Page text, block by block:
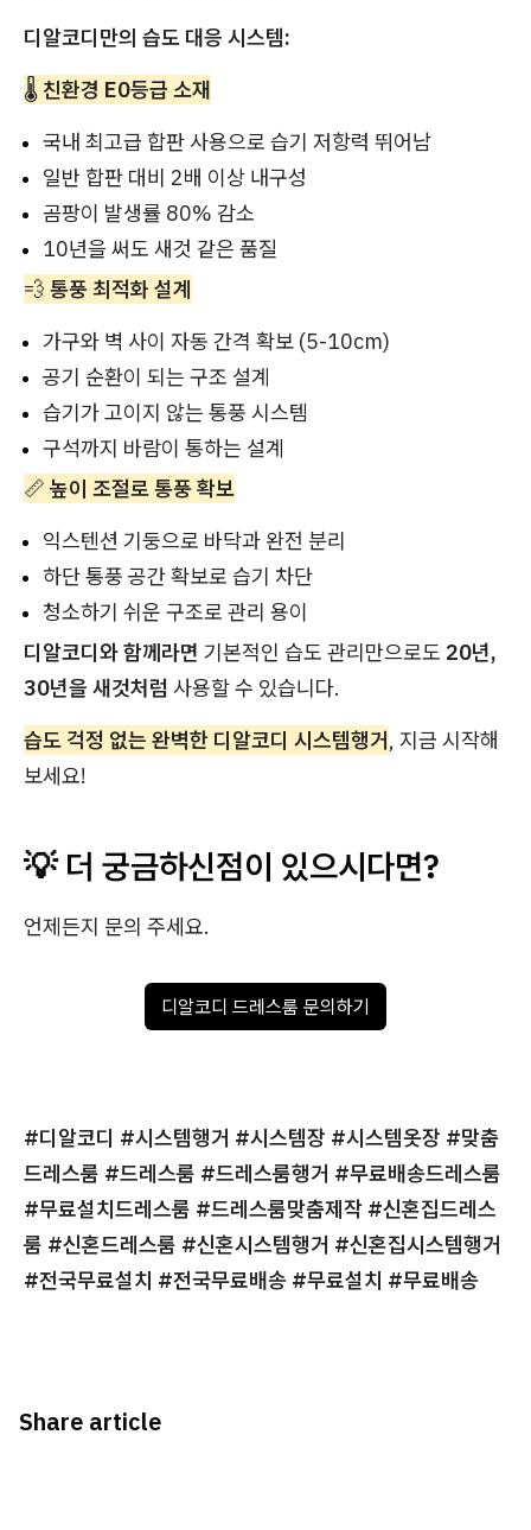
디알코디만의 습도 대응 시스템:
🌡️ 친환경 E0등급 소재
국내 최고급 합판 사용으로 습기 저항력 뛰어남
일반 합판 대비 2배 이상 내구성
곰팡이 발생률 80% 감소
10년을 써도 새것 같은 품질
💨 통풍 최적화 설계
가구와 벽 사이 자동 간격 확보 (5-10cm)
공기 순환이 되는 구조 설계
습기가 고이지 않는 통풍 시스템
구석까지 바람이 통하는 설계
📏높이 조절로 통풍 확보
익스텐션 기둥으로 바닥과 완전 분리
하단 통풍 공간 확보로 습기 차단
청소하기 쉬운 구조로 관리 용이
디알코디와 함께라면 기본적인 습도 관리만으로도 20년,
30년을 새것처럼 사용할 수 있습니다.
습도 걱정 없는 완벽한 디알코디 시스템행거, 지금 시작해
보세요!
💡 더 궁금하신점이 있으시다면?
언제든지 문의 주세요.
디알코디 드레스룸 문의하기
#디알코디 #시스템행거 #시스템장 #시스템옷장 #맞춤
드레스룸 #드레스룸 #드레스룸행거 #무료배송드레스룸
#무료설치드레스룸 #드레스룸맞춤제작 #신혼집드레스
룸 #신혼드레스룸 #신혼시스템행거 #신혼집시스템행거
#전국무료설치 #전국무료배송 #무료설치 #무료배송
Share article